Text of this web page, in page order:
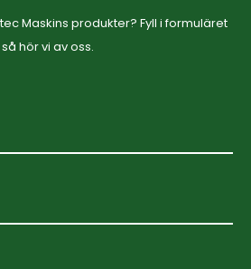
Maskins produkter? Fyll i formuläret
så hör vi av oss.